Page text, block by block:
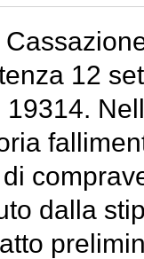
12
19314.
dalla